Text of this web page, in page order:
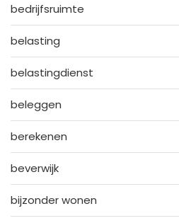
bedrijfsruimte
belasting
belastingdienst
beleggen
berekenen
beverwijk
bijzonder wonen